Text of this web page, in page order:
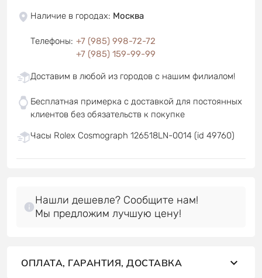
Наличие в городах: Москва
Телефоны: +7 (985) 998-72-72
+7 (985) 159-99-99
Доставим в любой из городов с нашим филиалом!
Бесплатная примерка с доставкой для постоянных
клиентов без обязательств к покупке
Часы Rolex Cosmograph 126518LN-0014 (id 49760)
Нашли дешевле? Сообщите нам!
Мы предложим лучшую цену!
ОПЛАТА, ГАРАНТИЯ, ДОСТАВКА